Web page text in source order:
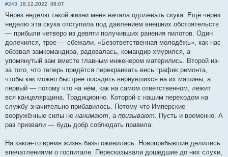
#243 18.12.2022, 08:07
Через неделю такой жизни меня начала одолевать скука. Ещё через
неделю эта скука отступила под давлением внешних обстоятельств
— прибыли четверо из девяти получивших ранения пилотов. Один
долечился, трое — сбежали. «Безответственная молодёжь», как нас
обозвал замкомандира, радовалась, командир хмурился, а
упомянутый зам вместе главным инженером матерились. Второй из-
за того, что теперь придётся перекраивать весь график ремонта,
чтобы как можно быстрее посадить вернувшихся на их машины, а
первый — потому что на нём, как на самом ответственном, лежит
вся канцелярщина. Традиционно. Которой с нашим переходом на
службу значительно прибавилось. Потому что Имперские
вооружённые силы не нанимают, а призывают. Пусть и временно. А
раз призвали — будь добр соблюдать правила.
На какое-то время жизнь базы оживилась. Новоприбывшие делились
впечатлениями о госпитале. Пересказывали дошедшие до них слухи,